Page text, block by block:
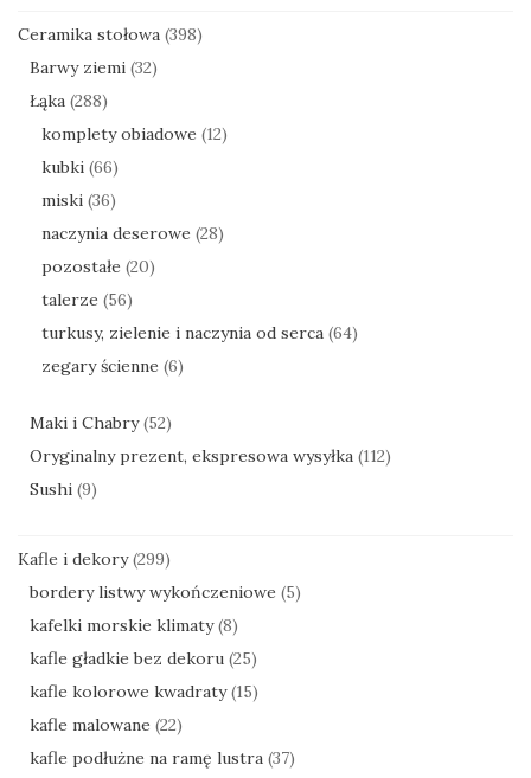
Ceramika stołowa (398)
Barwy ziemi (32)
Łąka (288)
komplety obiadowe (12)
kubki (66)
miski (36)
naczynia deserowe (28)
pozostałe (20)
talerze (56)
turkusy, zielenie i naczynia od serca (64)
zegary ścienne (6)
Maki i Chabry (52)
Oryginalny prezent, ekspresowa wysyłka (112)
Sushi (9)
Kafle i dekory (299)
bordery listwy wykończeniowe (5)
kafelki morskie klimaty (8)
kafle gładkie bez dekoru (25)
kafle kolorowe kwadraty (15)
kafle malowane (22)
kafle podłużne na ramę lustra (37)